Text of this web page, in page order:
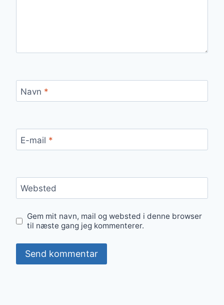
Navn *
E-mail *
Websted
Gem mit navn, mail og websted i denne browser
til næste gang jeg kommenterer.